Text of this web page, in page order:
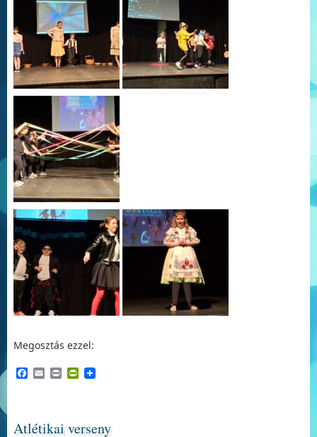
Megosztás ezzel:
Facebook
EmailPrintPrintFriendly
Atlétikai verseny